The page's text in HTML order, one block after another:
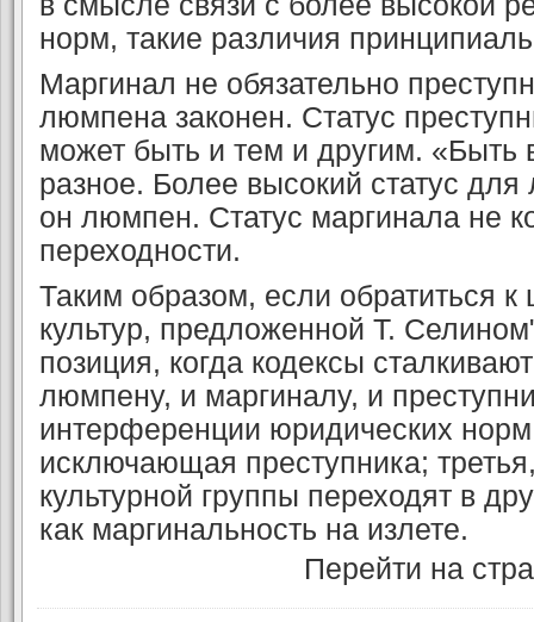
норм, такие различия
Маргинал не обязательно
люмпена законен. Статус
может быть и тем и другим. «Быть
разное. Более высокий статус
он люмпен. Статус маргинала не
переходности.
Таким образом, если обратиться
куль­тур, предложенной Т.
позиция, когда кодексы
люмпену, и маргиналу, и
интерференции юридических норм
исключающая преступника;
культурной группы переходят в
как маргинальность на излете.
Перейти на